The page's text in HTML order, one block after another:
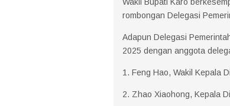
rombongan Delegasi
Adapun Delegasi
2025 dengan anggota
1. Feng Hao, Wakil Kepala
2. Zhao Xiaohong, Kepala